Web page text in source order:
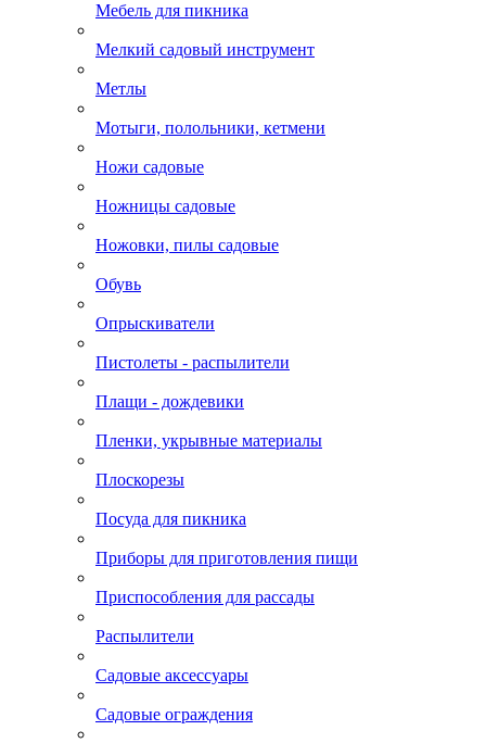
Мебель для пикника
Мелкий садовый инструмент
Метлы
Мотыги, полольники, кетмени
Ножи садовые
Ножницы садовые
Ножовки, пилы садовые
Обувь
Опрыскиватели
Пистолеты - распылители
Плащи - дождевики
Пленки, укрывные материалы
Плоскорезы
Посуда для пикника
Приборы для приготовления пищи
Приспособления для рассады
Распылители
Садовые аксессуары
Садовые ограждения